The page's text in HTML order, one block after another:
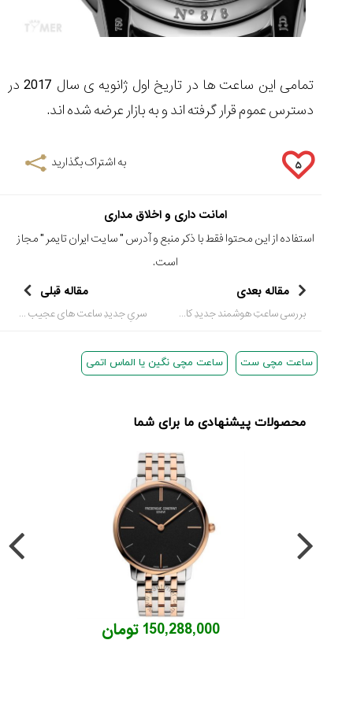
تمامی این ساعت ها در تاریخ اول ژانویه ی سال 2017 در
دسترس عموم قرار گرفته اند و به بازار عرضه شده اند.
۵ به اشتراک بگذارید
امانت داری و اخلاق مداری
استفاده از این محتوا فقط با ذکر منبع و آدرس "سایت ایران تایمر " مجاز
است.
مقاله بعدی
بررسی ساعتِ هوشمند جدیدِ کاسیو اِدیفایس مدل EQB-600
مقاله قبلی
سریِ جدیدِ ساعت های عجیب و دیدنی از برند کارتیِر
ساعت مچی ست ساعت مچی نگین یا الماس اتمی
محصولات پیشنهادی ما برای شما
150,288,000 تومان